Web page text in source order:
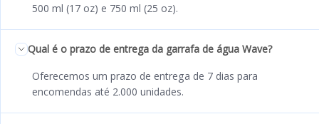
500 ml (17 oz) e 750 ml (25 oz).
Qual é o prazo de entrega da garrafa de água Wave?
Oferecemos um prazo de entrega de 7 dias para
encomendas até 2.000 unidades.